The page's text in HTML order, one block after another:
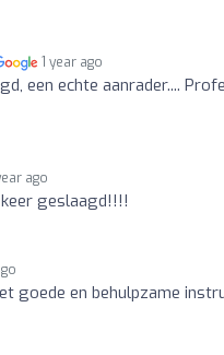
1 year ago
een echte aanrader....
ago
keer geslaagd!!!!
goede en behulpzame